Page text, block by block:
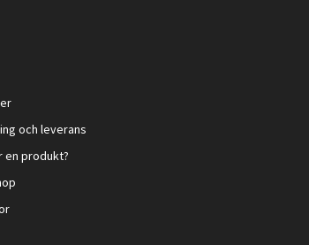
och leverans
en produkt?